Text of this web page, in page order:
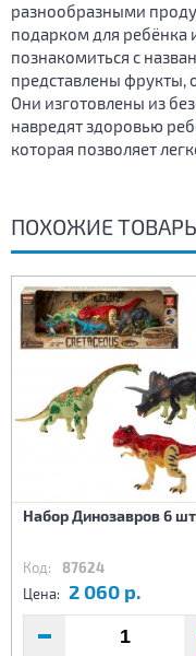
разнообразными
подарком для
познакомиться с
представлены фрукты,
Они изготовлены из
навредят здоровью
которая позволяет
ПОХОЖИЕ
Набор Динозавров 6 шт
Код: 87624
Цена: 2 060 р.